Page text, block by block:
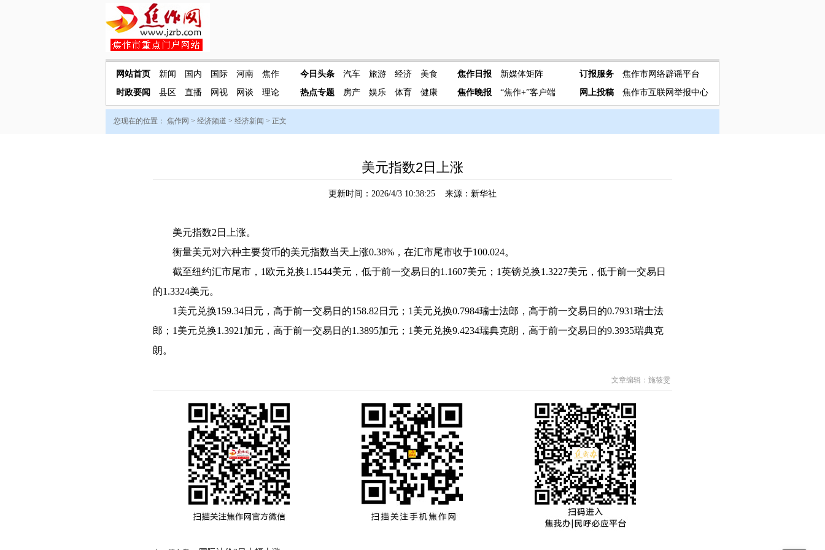
网站首页 新闻 国内 国际 河南
焦作
时政要闻
县区 直播 网视 网谈 理论
今日头条 汽车 旅游 经济
美食
热点专题
房产 娱乐 体育 健康
焦作日报
新媒体矩阵
焦作晚报
“焦作+”客户端
订报服务
焦作市网络辟谣平台
网上投稿
焦作市互联网举报中心
您现在的位置： 焦作网 > 经济频道 > 经济新闻 > 正文
美元指数2日上涨
更新时间：2026/4/3 10:38:25 来源：新华社
美元指数2日上涨。
衡量美元对六种主要货币的美元指数当天上涨0.38%，在汇市尾市收于100.024。
截至纽约汇市尾市，1欧元兑换1.1544美元，低于前一交易日的1.1607美元；1英镑兑换1.3227美元，低于前一交易日
的1.3324美元。
1美元兑换159.34日元，高于前一交易日的158.82日元；1美元兑换0.7984瑞士法郎，高于前一交易日的0.7931瑞士法
郎；1美元兑换1.3921加元，高于前一交易日的1.3895加元；1美元兑换9.4234瑞典克朗，高于前一交易日的9.3935瑞典克
朗。
文章编辑：施筱雯